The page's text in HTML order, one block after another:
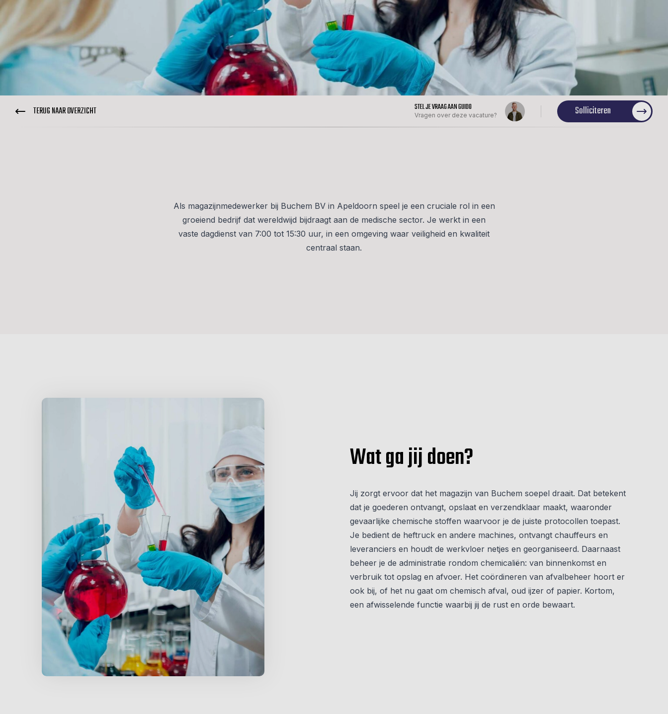
TERUG NAAR OVERZICHT STEL JE VRAAG AAN GUIDO
Vragen over deze vacature? Solliciteren
Als magazijnmedewerker bij Buchem BV in Apeldoorn speel je een cruciale rol in een
groeiend bedrijf dat wereldwijd bijdraagt aan de medische sector. Je werkt in een
vaste dagdienst van 7:00 tot 15:30 uur, in een omgeving waar veiligheid en kwaliteit
centraal staan.
Wat ga jij doen?
Jij zorgt ervoor dat het magazijn van Buchem soepel draait. Dat betekent
dat je goederen ontvangt, opslaat en verzendklaar maakt, waaronder
gevaarlijke chemische stoffen waarvoor je de juiste protocollen toepast.
Je bedient de heftruck en andere machines, ontvangt chauffeurs en
leveranciers en houdt de werkvloer netjes en georganiseerd. Daarnaast
beheer je de administratie rondom chemicaliën: van binnenkomst en
verbruik tot opslag en afvoer. Het coördineren van afvalbeheer hoort er
ook bij, of het nu gaat om chemisch afval, oud ijzer of papier. Kortom,
een afwisselende functie waarbij jij de rust en orde bewaart.